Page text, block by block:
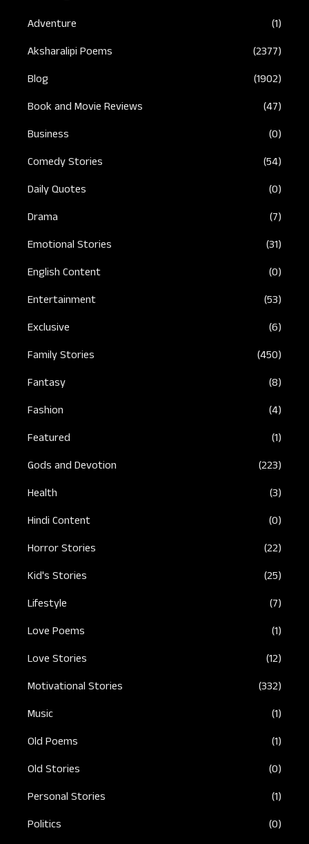
Adventure
(1)
Aksharalipi Poems
(2377)
Blog
(1902)
Book and Movie Reviews
(47)
Business
(0)
Comedy Stories
(54)
Daily Quotes
(0)
Drama
(7)
Emotional Stories
(31)
English Content
(0)
Entertainment
(53)
Exclusive
(6)
Family Stories
(450)
Fantasy
(8)
Fashion
(4)
Featured
(1)
Gods and Devotion
(223)
Health
(3)
Hindi Content
(0)
Horror Stories
(22)
Kid's Stories
(25)
Lifestyle
(7)
Love Poems
(1)
Love Stories
(12)
Motivational Stories
(332)
Music
(1)
Old Poems
(1)
Old Stories
(0)
Personal Stories
(1)
Politics
(0)